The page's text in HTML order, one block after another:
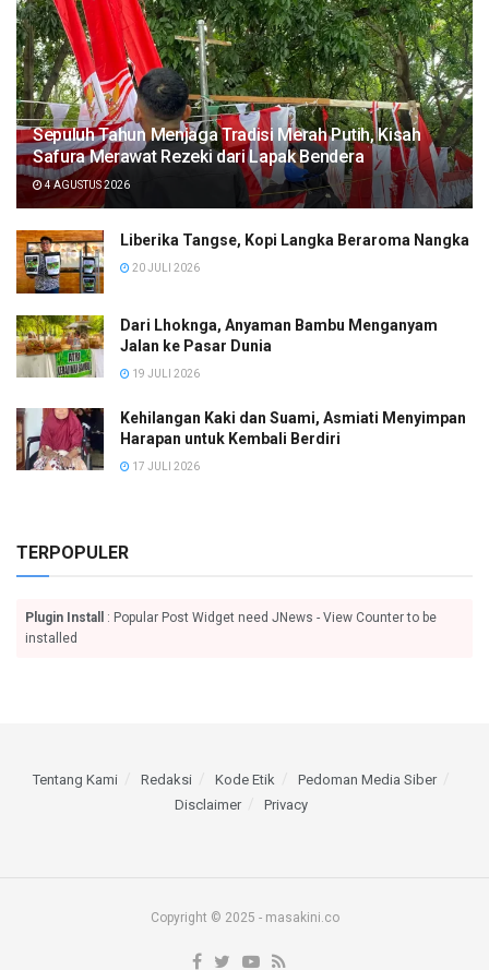
Sepuluh Tahun Menjaga Tradisi Merah Putih, Kisah
Safura Merawat Rezeki dari Lapak Bendera
4 AGUSTUS 2026
Liberika Tangse, Kopi Langka Beraroma Nangka
20 JULI 2026
Dari Lhoknga, Anyaman Bambu Menganyam
Jalan ke Pasar Dunia
19 JULI 2026
Kehilangan Kaki dan Suami, Asmiati Menyimpan
Harapan untuk Kembali Berdiri
17 JULI 2026
TERPOPULER
Plugin Install
: Popular Post Widget need JNews - View Counter to be
installed
Tentang Kami Redaksi Kode Etik
Pedoman Media Siber
Disclaimer
Privacy
Copyright © 2025 - masakini.co